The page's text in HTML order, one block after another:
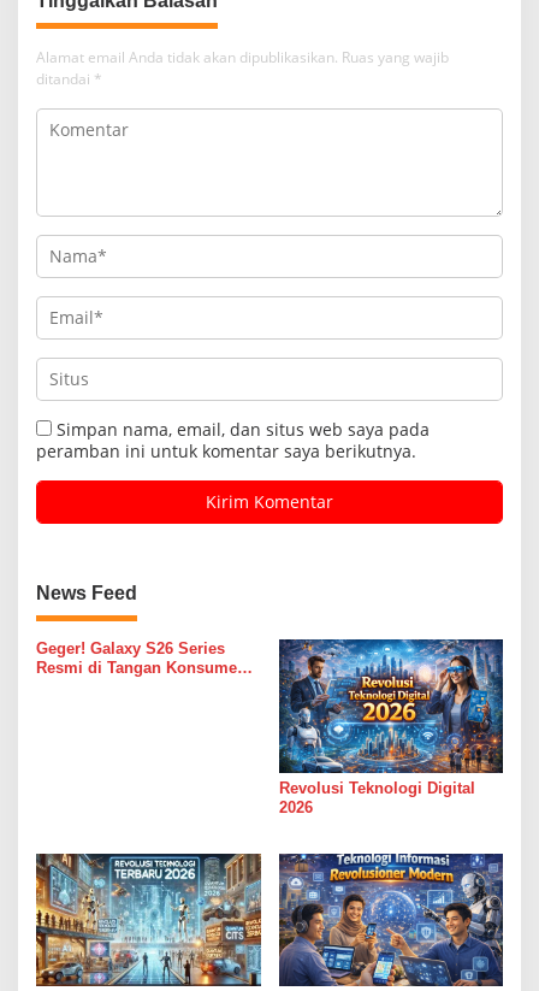
Alamat email Anda tidak akan dipublikasikan. Ruas yang wajib
ditandai *
Simpan nama, email, dan situs web saya pada
peramban ini untuk komentar saya berikutnya.
News Feed
Geger! Galaxy S26 Series
Resmi di Tangan Konsumen
Revolusi Teknologi Digital
2026